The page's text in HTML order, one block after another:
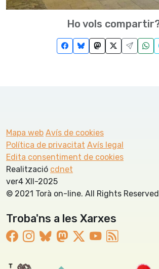
Ho vols
Mapa web Avís de cookies
Política de privacitat Avís legal
Edita consentiment de cookies
Realització cdnet
ver4 XII-2025
© 2021 Torà on-line. All Rights Reserved
Troba'ns a les Xarxes